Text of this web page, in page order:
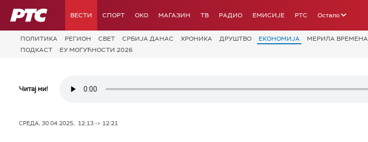
РТС ВЕСТИ СПОРТ OKO МАГАЗИН ТВ РАДИО ЕМИСИЈЕ РТС Остало
ПОЛИТИКА РЕГИОН СВЕТ СРБИЈА ДАНАС ХРОНИКА ДРУШТВО ЕКОНОМИЈА МЕРИЛА ВРЕМЕНА
ПОДКАСТ
ЕУ МОГУЋНОСТИ 2026
Читај ми!
СРЕДА, 30.04.2025, 12:13 -> 12:21